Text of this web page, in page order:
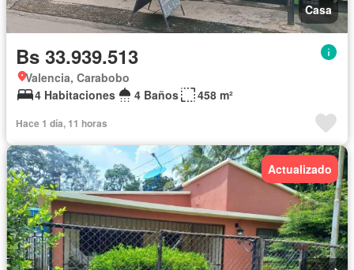
Casa
Bs 33.939.513
Valencia, Carabobo
4 Habitaciones
4 Baños 458 m²
Hace 1 día, 11 horas
Actualizado